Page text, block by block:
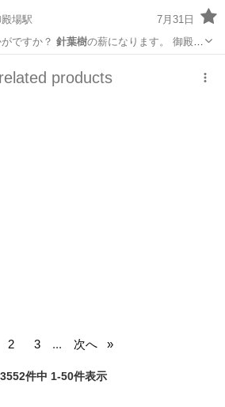
場駅
7月31日
ですか？ 針葉樹の薪になります。 御殿場
2 3 ... 次へ
件中 1-50件表示